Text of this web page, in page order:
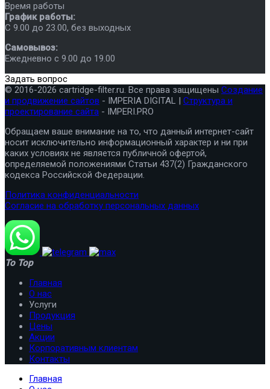
Время работы
График работы:
C 9.00 до 23.00, без выходных
Самовывоз:
Ежедневно с 9.00 до 19.00
Задать вопрос
© 2016-2026 cartridge-filter.ru. Все права защищены Создание
и продвижение сайтов - IMPERIA DIGITAL | Структура и
проектирование сайта - IMPERI.PRO
Обращаем ваше внимание на то, что данный интернет-сайт
носит исключительно информационный характер и ни при
каких условиях не является публичной офертой,
определяемой положениями Статьи 437(2) Гражданского
кодекса Российской Федерации.
Политика конфиденциальности
Согласие на обработку персональных данных
To Top
Главная
О нас
Услуги
Продукция
Цены
Акции
Корпоративным клиентам
Контакты
Главная